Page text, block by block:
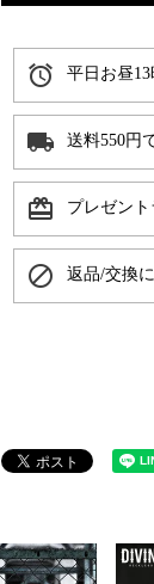
alarm 平日お昼
local_shipping 送料550円
card_giftcard プレゼン
block 返品/交換